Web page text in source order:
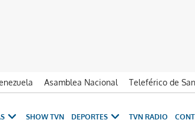
Asamblea Nacional Teleférico de
SHOW TVN DEPORTES TVN RADIO